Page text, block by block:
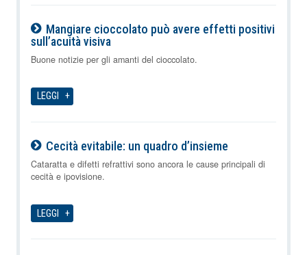
Mangiare cioccolato può avere effetti positivi
sull’acuità visiva
06-08-2026
Buone notizie per gli amanti del cioccolato.
LEGGI
Cecità evitabile: un quadro d’insieme
06-08-2026
Cataratta e difetti refrattivi sono ancora le cause principali di
cecità e ipovisione.
LEGGI